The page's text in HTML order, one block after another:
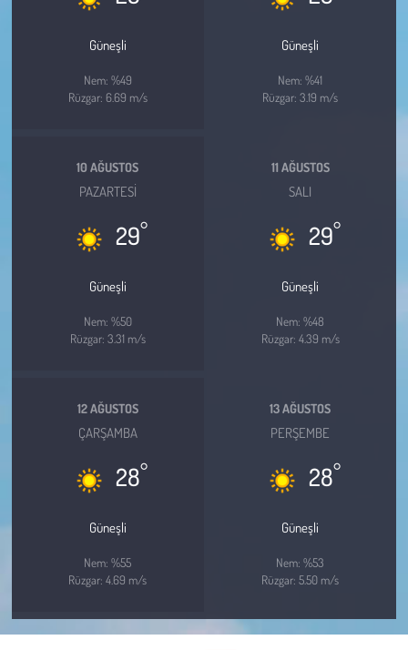
Güneşli
Nem: %49
Rüzgar: 6.69 m/s
Güneşli
Nem: %41
Rüzgar: 3.19 m/s
10 AĞUSTOS
PAZARTESI
29°
Güneşli
Nem: %50
Rüzgar: 3.31 m/s
11 AĞUSTOS
SALI
29°
Güneşli
Nem: %48
Rüzgar: 4.39 m/s
12 AĞUSTOS
ÇARŞAMBA
28°
Güneşli
Nem: %55
Rüzgar: 4.69 m/s
13 AĞUSTOS
PERŞEMBE
28°
Güneşli
Nem: %53
Rüzgar: 5.50 m/s